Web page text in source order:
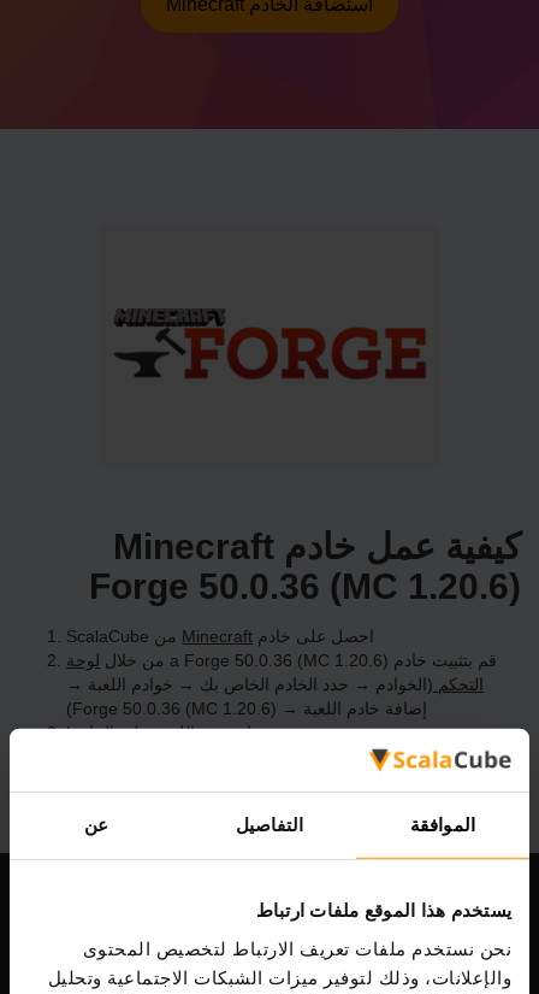
الموافقة التفاصيل عن
يستخدم هذا الموقع ملفات ارتباط
نحن نستخدم ملفات تعريف الارتباط لتخصيص المحتوى
والإعلانات، وذلك لتوفير ميزات الشبكات الاجتماعية وتحليل
Minecraft استضافة الخادم
كيفية عمل خادم Minecraft
Forge 50.0.36 (MC 1.20.6)
احصل على خادم Minecraft من ScalaCube
قم بتثبيت خادم a Forge 50.0.36 (MC 1.20.6) من خلال
لوحة
التحكم (الخوادم → حدد الخادم الخاص بك → خوادم اللعبة →
إضافة خادم اللعبة → Forge 50.0.36 (MC 1.20.6))
استمتع باللعب على الخادم!
شركتنا